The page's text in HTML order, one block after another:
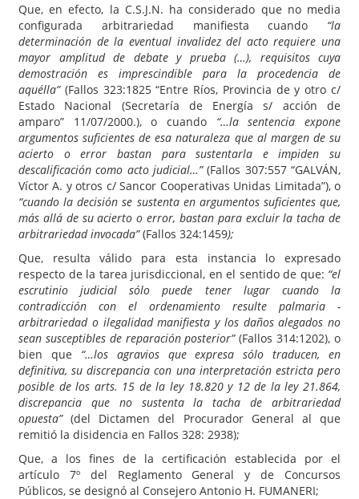
Que, en efecto, la C.S.J.N. ha considerado que no media
configurada arbitrariedad manifiesta cuando “la
determinación de la eventual invalidez del acto requiere una
mayor amplitud de debate y prueba (…), requisitos cuya
demostración es imprescindible para la procedencia de
aquélla”(Fallos 323:1825 “Entre Ríos, Provincia de y otro c/
Estado Nacional (Secretaría de Energía s/ acción de
amparo” 11/07/2000.), o cuando “…la sentencia expone
argumentos suficientes de esa naturaleza que ­al margen de su
acierto o error­ bastan para sustentarla e impiden su
descalificación como acto judicial…”(Fallos 307:557 “GALVÁN,
Víctor A. y otros c/ Sancor Cooperativas Unidas Limitada”), o
“cuando la decisión se sustenta en argumentos suficientes que,
más allá de su acierto o error, bastan para excluir la tacha de
arbitrariedad invocada”(Fallos 324:1459);
Que, resulta válido para esta instancia lo expresado
respecto de la tarea jurisdiccional, en el sentido de que: “el
escrutinio judicial sólo puede tener lugar cuando la
contradicción con el ordenamiento resulte palmaria ­
arbitrariedad o ilegalidad manifiesta­ y los daños alegados no
sean susceptibles de reparación posterior”(Fallos 314:1202), o
bien que “…los agravios que expresa sólo traducen, en
definitiva, su discrepancia con una interpretación estricta pero
posible de los arts. 15 de la ley 18.820 y 12 de la ley 21.864,
discrepancia que no sustenta la tacha de arbitrariedad
opuesta”(del Dictamen del Procurador General al que
remitió la disidencia en Fallos 328: 2938);
Que, a los fines de la certificación establecida por el
artículo 7º del Reglamento General y de Concursos
Públicos, se designó al Consejero Antonio H. FUMANERI;